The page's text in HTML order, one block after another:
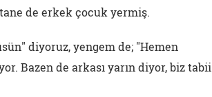
de erkek çocuk yermiş.
diyoruz, yengem de; "Hemen
Bazen de arkası yarın diyor, biz tabii